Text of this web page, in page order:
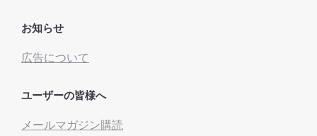
お知らせ
広告について
ユーザーの皆様へ
メールマガジン購読